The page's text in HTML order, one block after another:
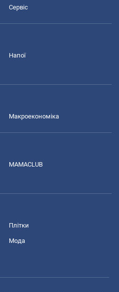
Сервіс
Напої
Макроекономіка
MAMACLUB
Плітки
Мода